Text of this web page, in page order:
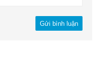
Gửi bình luận